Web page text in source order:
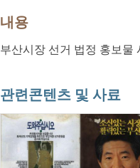
내용
부산시장 선거 법정 홍보물
관련콘텐츠 및 사료